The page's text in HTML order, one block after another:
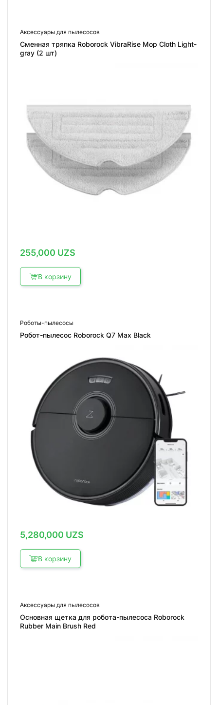
Аксессуары для пылесосов
Сменная тряпка Roborock VibraRise Mop Cloth Light-
gray (2 шт)
255,000 UZS
В корзину
Роботы-пылесосы
Робот-пылесос Roborock Q7 Max Black
5,280,000 UZS
В корзину
Аксессуары для пылесосов
Основная щетка для робота-пылесоса Roborock
Rubber Main Brush Red